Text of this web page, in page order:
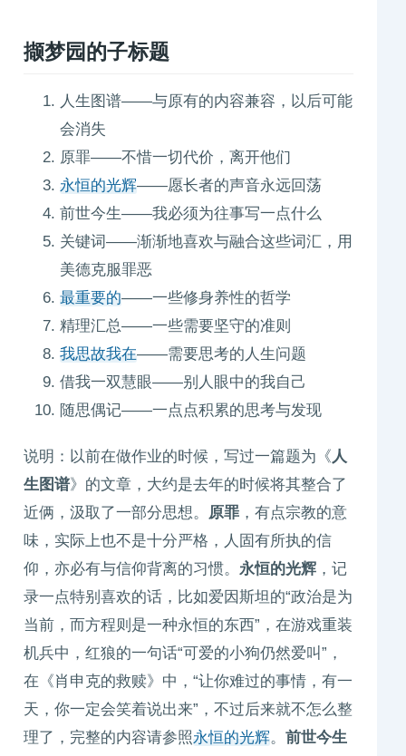
撷梦园的子标题
人生图谱——与原有的内容兼容，以后可能
会消失
原罪——不惜一切代价，离开他们
永恒的光辉——愿长者的声音永远回荡
前世今生——我必须为往事写一点什么
关键词——渐渐地喜欢与融合这些词汇，用
美德克服罪恶
最重要的——一些修身养性的哲学
精理汇总——一些需要坚守的准则
我思故我在——需要思考的人生问题
借我一双慧眼——别人眼中的我自己
随思偶记——一点点积累的思考与发现
说明：以前在做作业的时候，写过一篇题为《人
生图谱》的文章，大约是去年的时候将其整合了
近俩，汲取了一部分思想。 原罪 ，有点宗教的意
味，实际上也不是十分严格，人固有所执的信
仰，亦必有与信仰背离的习惯。 永恒的光辉 ，记
录一点特别喜欢的话，比如爱因斯坦的“政治是为
当前，而方程则是一种永恒的东西”，在游戏重装
机兵中，红狼的一句话“可爱的小狗仍然爱叫”，
在《肖申克的救赎》中，“让你难过的事情，有一
天，你一定会笑着说出来”，不过后来就不怎么整
理了，完整的内容请参照永恒的光辉。 前世今生